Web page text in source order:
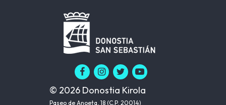
© 2026 Donostia Kirola
Paseo de Anoeta, 18 (C.P. 20014)